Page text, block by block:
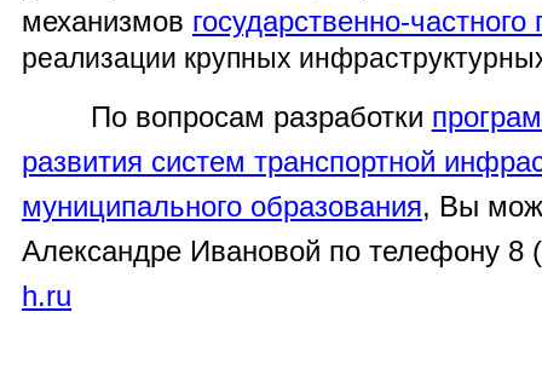
механизмов государственно-частного
реализации крупных
По вопросам разработки
развития систем транспортной
муниципального образования, Вы
Александре Ивановой по телефону 8
h.ru